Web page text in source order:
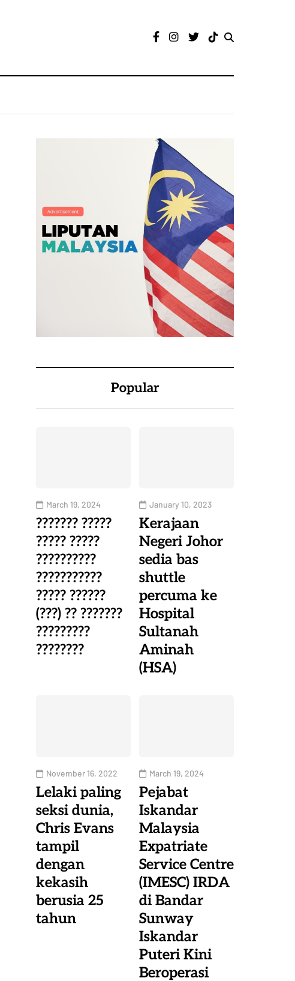
Popular
March 19, 2024
??????? ?????
????? ?????
??????????
???????????
????? ??????
(???) ?? ???????
?????????
????????
January 10, 2023
Kerajaan
Negeri Johor
sedia bas
shuttle
percuma ke
Hospital
Sultanah
Aminah
(HSA)
November 16, 2022
Lelaki paling
seksi dunia,
Chris Evans
tampil
dengan
kekasih
berusia 25
tahun
March 19, 2024
Pejabat
Iskandar
Malaysia
Expatriate
Service Centre
(IMESC) IRDA
di Bandar
Sunway
Iskandar
Puteri Kini
Beroperasi